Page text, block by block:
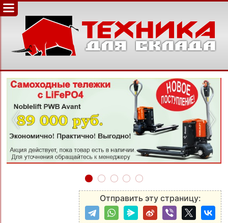
‹ ›
Отправить эту страницу: